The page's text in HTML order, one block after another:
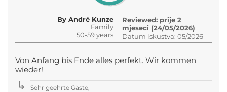
By André Kunze
Family
50-59 years
Reviewed: prije 2
mjeseci (24/05/2026)
Datum iskustva: 05/2026
Von Anfang bis Ende alles perfekt. Wir kommen
wieder!
Sehr geehrte Gäste,